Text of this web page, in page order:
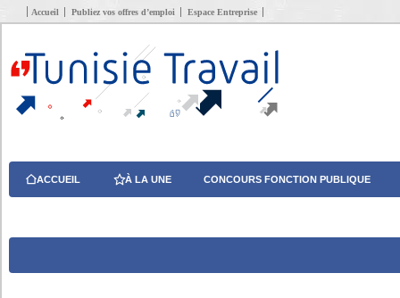
Accueil Publiez vos offres d’emploi Espace Entreprise
ACCUEIL À LA UNE CONCOURS FONCTION PUBLIQUE